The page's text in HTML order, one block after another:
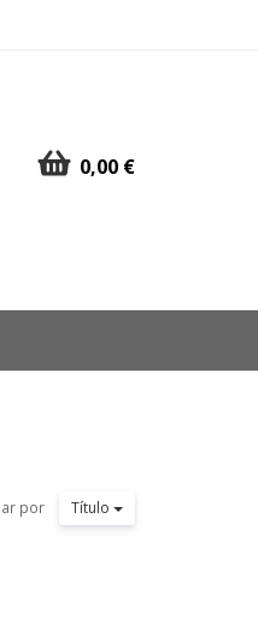
0,00 €
por Título